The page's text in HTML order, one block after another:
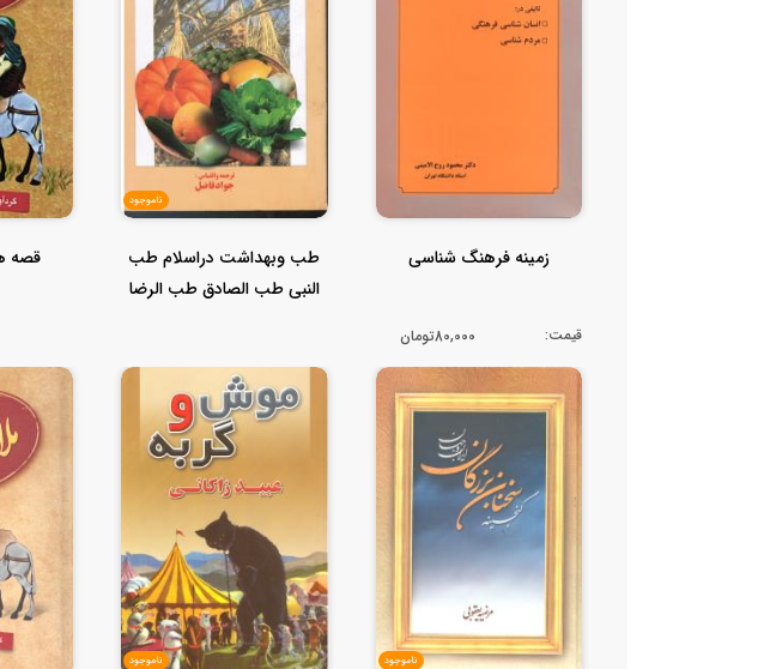
زمینه فرهنگ شناسی
قیمت: 80,000تومان
ناموجود
طب وبهداشت دراسلام طب
النبی طب الصادق طب الرضا
قصه
ناموجود ناموجود